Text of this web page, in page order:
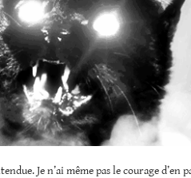
Je n’ai même pas le courage d’en